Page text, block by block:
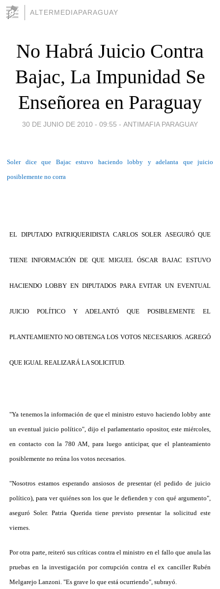
ALTERMEDIAPARAGUAY
No Habrá Juicio Contra
Bajac, La Impunidad Se
Enseñorea en Paraguay
30 DE JUNIO DE 2010 - 09:55 - ANTIMAFIA PARAGUAY
Soler dice que Bajac estuvo haciendo lobby y adelanta que juicio
posiblemente no corra
EL DIPUTADO PATRIQUERIDISTA CARLOS SOLER ASEGURÓ QUE
TIENE INFORMACIÓN DE QUE MIGUEL ÓSCAR BAJAC ESTUVO
HACIENDO LOBBY EN DIPUTADOS PARA EVITAR UN EVENTUAL
JUICIO POLÍTICO Y ADELANTÓ QUE POSIBLEMENTE EL
PLANTEAMIENTO NO OBTENGA LOS VOTOS NECESARIOS. AGREGÓ
QUE IGUAL REALIZARÁ LA SOLICITUD.
"Ya tenemos la información de que el ministro estuvo haciendo lobby ante
un eventual juicio político", dijo el parlamentario opositor, este miércoles,
en contacto con la 780 AM, para luego anticipar, que el planteamiento
posiblemente no reúna los votos necesarios.
"Nosotros estamos esperando ansiosos de presentar (el pedido de juicio
político), para ver quiénes son los que le defienden y con qué argumento",
aseguró Soler. Patria Querida tiene previsto presentar la solicitud este
viernes.
Por otra parte, reiteró sus críticas contra el ministro en el fallo que anula las
pruebas en la investigación por corrupción contra el ex canciller Rubén
Melgarejo Lanzoni. "Es grave lo que está ocurriendo", subrayó.